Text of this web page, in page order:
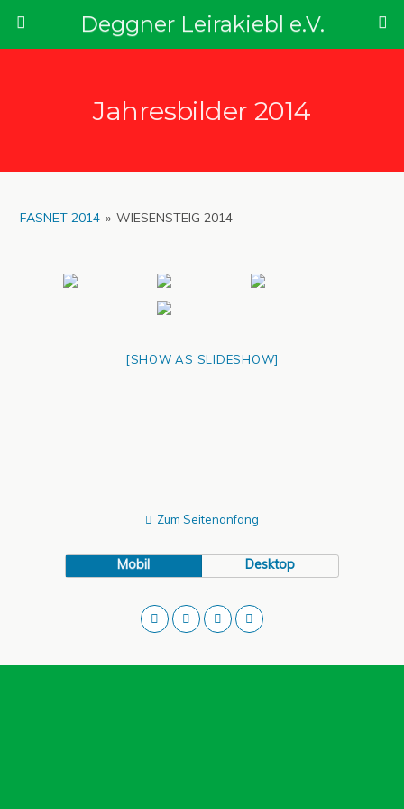
Deggner Leirakiebl e.V.
Jahresbilder 2014
FASNET 2014 » WIESENSTEIG 2014
[SHOW AS SLIDESHOW]
Zum Seitenanfang
Mobil Desktop